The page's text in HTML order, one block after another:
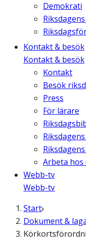
Demokrati
Kontakt & besök
Kontakt & besök
Kontakt
Besök
Press
För lärare
Arbeta hos
Webb-tv
Webb-tv
Start
Dokument &